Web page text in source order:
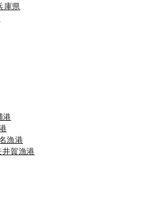
庫県
港
漁港
井賀漁港